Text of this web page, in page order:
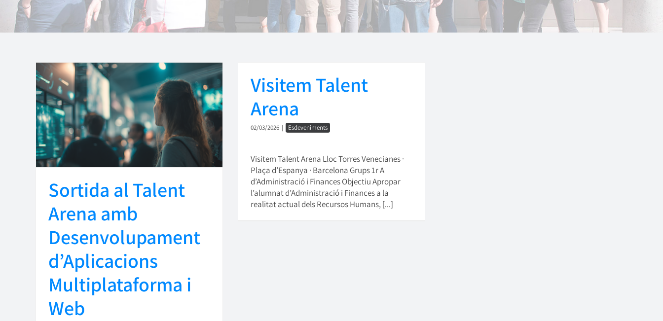
Sortida al Talent
Arena amb
Desenvolupament
d’Aplicacions
Multiplataforma i
Web
Visitem Talent
Arena
02/03/2026 | Esdeveniments
Visitem Talent Arena Lloc Torres Venecianes ·
Plaça d’Espanya · Barcelona Grups 1r A
d’Administració i Finances Objectiu Apropar
l’alumnat d’Administració i Finances a la
realitat actual dels Recursos Humans, [...]